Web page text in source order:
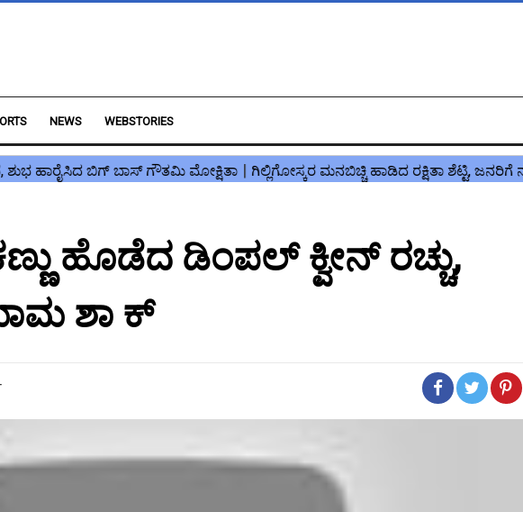
NEWS WEBSTORIES
ಹೊಡೆದ ಡಿಂಪಲ್ ಕ್ವೀನ್ ರಚ್ಚು,
ಶಾ ಕ್